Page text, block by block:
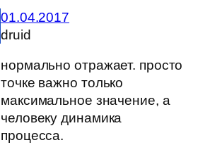
01.04.2017
druid
нормально отражает. просто
точке важно только
максимальное значение, а
человеку динамика
процесса.